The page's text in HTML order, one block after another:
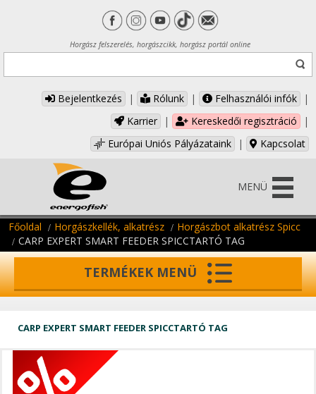
Horgász felszerelés, horgászcikk, horgász portál online
Bejelentkezés | Rólunk | Felhasználói infók
|
Karrier
| Kereskedői regisztráció
|
Európai Uniós Pályázataink
| Kapcsolat
MENÜ
Főoldal Horgászkellék, alkatrész
Horgászbot alkatrész Spicc
CARP EXPERT SMART FEEDER SPICCTARTÓ TAG
TERMÉKEK MENÜ
CARP EXPERT SMART FEEDER SPICCTARTÓ TAG